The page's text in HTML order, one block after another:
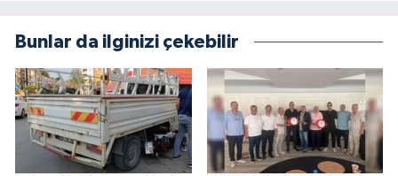
Bunlar da ilginizi çekebilir